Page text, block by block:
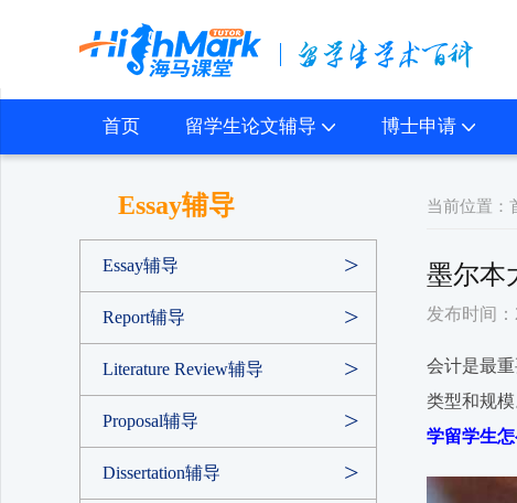
首页 留学生论文辅导 博士申请
Essay辅导
Essay辅导
Report辅导
Literature Review辅导
Proposal辅导
Dissertation辅导
当前位置：
墨尔本
发布时间：
会计是最
类型和规
学留学生